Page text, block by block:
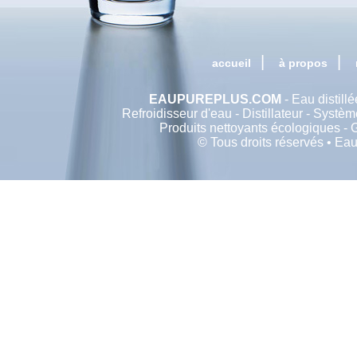
accueil à propos
EAUPUREPLUS.COM - Eau
Refroidisseur d'eau - Distillateur -
Produits nettoyants écologiques -
© Tous droits réservés •